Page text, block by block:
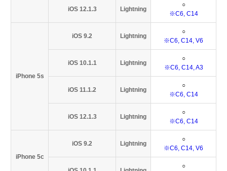
iOS 12.1.3 Lightning
○
※C6, C14
iPhone 5s
iOS 9.2 Lightning
○
※C6, C14, V6
iOS 10.1.1 Lightning
○
※C6, C14, A3
iOS 11.1.2 Lightning
○
※C6, C14
iOS 12.1.3 Lightning
○
※C6, C14
iPhone 5c
iOS 9.2 Lightning
○
※C6, C14, V6
○